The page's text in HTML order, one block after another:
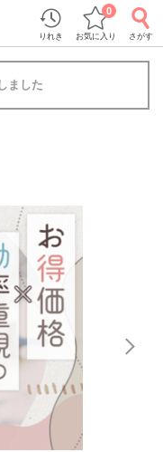
りれき お気に入り
0
さがす
ました